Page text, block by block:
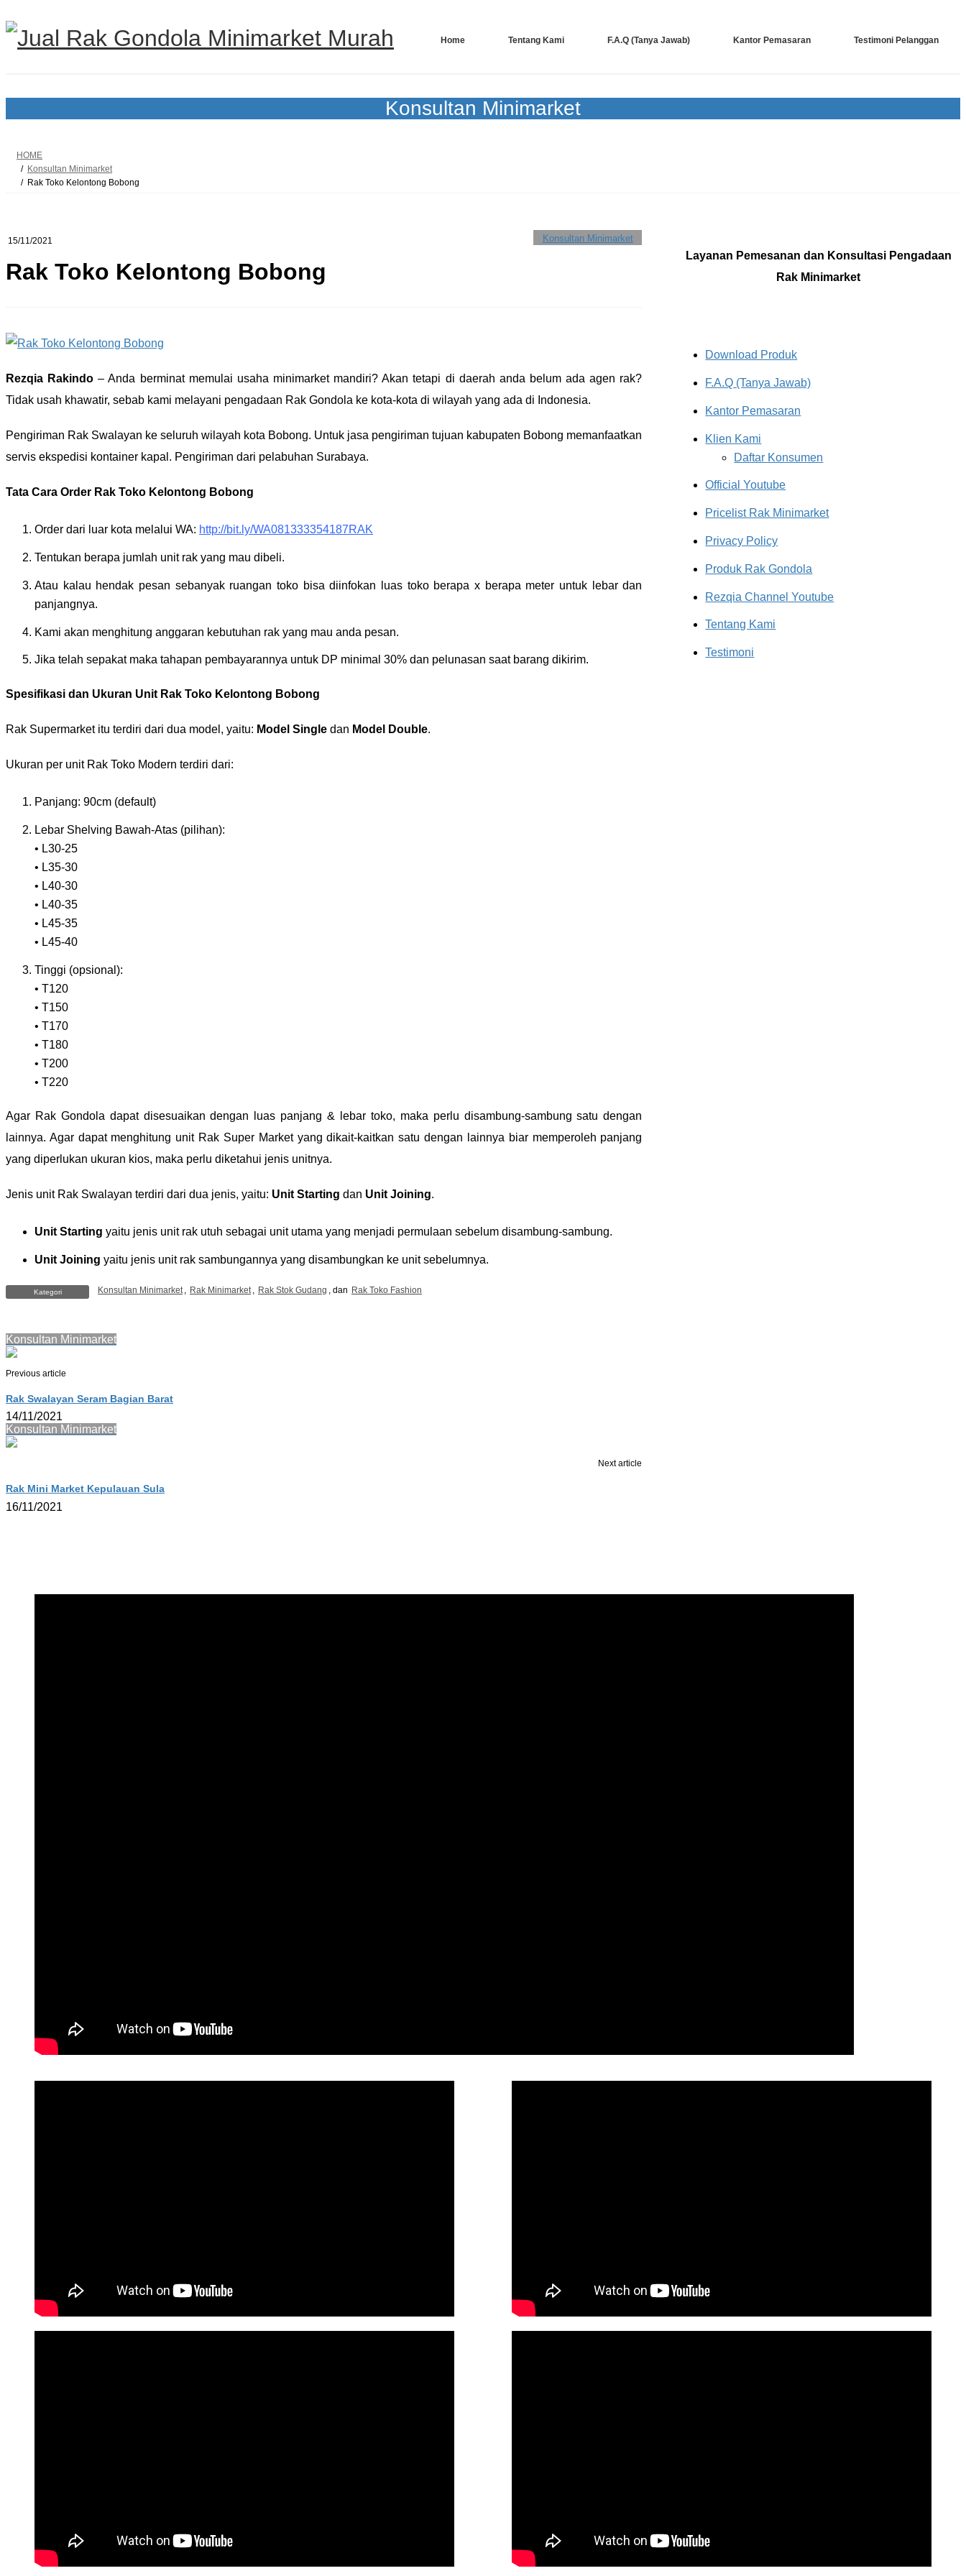
to
content
to
Navigation
Home Tentang Kami F.A.Q (Tanya Jawab) Kantor Pemasaran Testimoni Pelanggan
Konsultan Minimarket
HOME
Konsultan Minimarket
Rak Toko Kelontong Bobong
15/11/2021 Konsultan Minimarket
Rak Toko Kelontong Bobong
Rezqia Rakindo – Anda berminat memulai usaha minimarket mandiri? Akan tetapi di daerah anda belum ada agen rak?
Tidak usah khawatir, sebab kami melayani pengadaan Rak Gondola ke kota-kota di wilayah yang ada di Indonesia.
Pengiriman Rak Swalayan ke seluruh wilayah kota Bobong. Untuk jasa pengiriman tujuan kabupaten Bobong memanfaatkan
servis ekspedisi kontainer kapal. Pengiriman dari pelabuhan Surabaya.
Tata Cara Order Rak Toko Kelontong Bobong
Order dari luar kota melalui WA: http://bit.ly/WA081333354187RAK
Tentukan berapa jumlah unit rak yang mau dibeli.
Atau kalau hendak pesan sebanyak ruangan toko bisa diinfokan luas toko berapa x berapa meter untuk lebar dan
panjangnya.
Kami akan menghitung anggaran kebutuhan rak yang mau anda pesan.
Jika telah sepakat maka tahapan pembayarannya untuk DP minimal 30% dan pelunasan saat barang dikirim.
Spesifikasi dan Ukuran Unit Rak Toko Kelontong Bobong
Rak Supermarket itu terdiri dari dua model, yaitu: Model Single dan Model Double.
Ukuran per unit Rak Toko Modern terdiri dari:
Panjang: 90cm (default)
Lebar Shelving Bawah-Atas (pilihan):
• L30-25
• L35-30
• L40-30
• L40-35
• L45-35
• L45-40
Tinggi (opsional):
• T120
• T150
• T170
• T180
• T200
• T220
Agar Rak Gondola dapat disesuaikan dengan luas panjang & lebar toko, maka perlu disambung-sambung satu dengan
lainnya. Agar dapat menghitung unit Rak Super Market yang dikait-kaitkan satu dengan lainnya biar memperoleh panjang
yang diperlukan ukuran kios, maka perlu diketahui jenis unitnya.
Jenis unit Rak Swalayan terdiri dari dua jenis, yaitu: Unit Starting dan Unit Joining.
Unit Starting yaitu jenis unit rak utuh sebagai unit utama yang menjadi permulaan sebelum disambung-sambung.
Unit Joining yaitu jenis unit rak sambungannya yang disambungkan ke unit sebelumnya.
Kategori Konsultan Minimarket , Rak Minimarket , Rak Stok Gudang , dan Rak Toko Fashion
Konsultan Minimarket
Previous article
Rak Swalayan Seram Bagian Barat
14/11/2021
Konsultan Minimarket
Next article
Rak Mini Market Kepulauan Sula
16/11/2021
Layanan Pemesanan dan Konsultasi Pengadaan
Rak Minimarket
Download Produk
F.A.Q (Tanya Jawab)
Kantor Pemasaran
Klien Kami
Daftar Konsumen
Official Youtube
Pricelist Rak Minimarket
Privacy Policy
Produk Rak Gondola
Rezqia Channel Youtube
Tentang Kami
Testimoni